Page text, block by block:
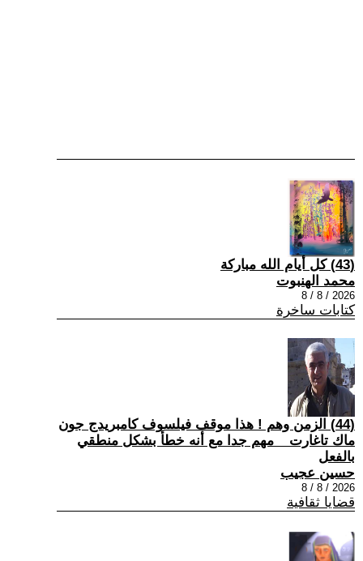
(43) كل أيام الله مباركة
محمد الهنبوت
2026 / 8 / 8
كتابات ساخرة
(44) الزمن وهم ! هذا موقف فيلسوف كامبريدج جون
ماك تاغارت _ مهم جدا مع أنه خطأ بشكل منطقي
بالفعل
حسين عجيب
2026 / 8 / 8
قضايا ثقافية